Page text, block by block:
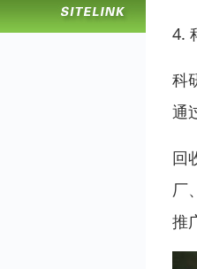
4.
科
通
回
厂
推